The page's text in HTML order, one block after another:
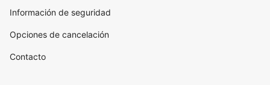
Información de seguridad
Opciones de cancelación
Contacto